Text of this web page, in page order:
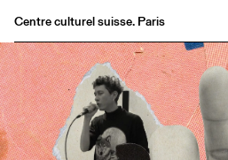
Centre culturel suisse. Paris
Agenda
Bookshop
Buvette
Archives